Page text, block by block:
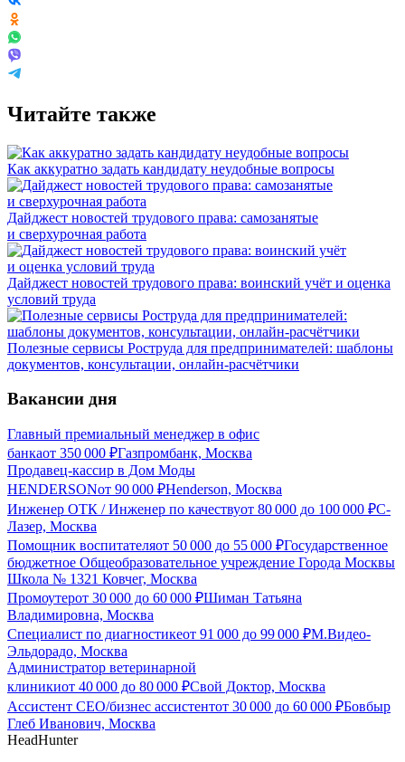
Читайте также
Как аккуратно задать кандидату неудобные вопросы
Дайджест новостей трудового права: самозанятые
и сверхурочная работа
Дайджест новостей трудового права: воинский учёт и оценка
условий труда
Полезные сервисы Роструда для предпринимателей: шаблоны
документов, консультации, онлайн-расчётчики
Вакансии дня
Главный премиальный менеджер в офис
банкаот 350 000 ₽Газпромбанк, Москва
Продавец-кассир в Дом Моды
HENDERSONот 90 000 ₽Henderson, Москва
Инженер ОТК / Инженер по качествуот 80 000 до 100 000 ₽С-
Лазер, Москва
Помощник воспитателяот 50 000 до 55 000 ₽Государственное
бюджетное Общеобразовательное учреждение Города Москвы
Школа № 1321 Ковчег, Москва
Промоутерот 30 000 до 60 000 ₽Шиман Татьяна
Владимировна, Москва
Специалист по диагностикеот 91 000 до 99 000 ₽М.Видео-
Эльдорадо, Москва
Администратор ветеринарной
клиникиот 40 000 до 80 000 ₽Свой Доктор, Москва
Ассистент СЕО/бизнес ассистентот 30 000 до 60 000 ₽Бовбыр
Глеб Иванович, Москва
HeadHunter